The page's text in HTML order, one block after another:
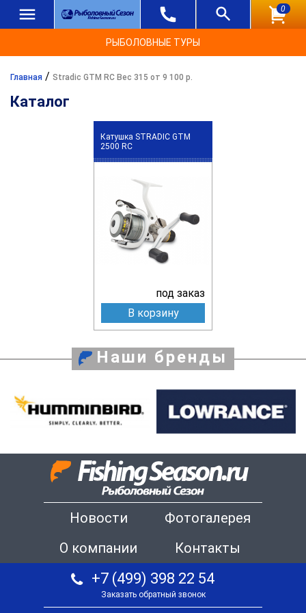
0
РЫБОЛОВНЫЕ ТУРЫ
Главная / Stradic GTM RC Вес 315 от 9 100 р.
Каталог
Катушка STRADIC GTM
2500 RC
под заказ
В корзину
Наши бренды
Новости
Фотогалерея
О компании
Контакты
+7 (499) 398 22 54
Заказать обратный звонок